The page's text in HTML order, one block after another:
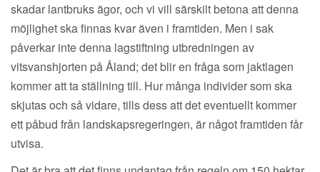
skadar lantbruks ägor, och vi vill särskilt betona att denna
möjlighet ska finnas kvar även i framtiden. Men i sak
påverkar inte denna lagstiftning utbredningen av
vitsvanshjorten på Åland; det blir en fråga som jaktlagen
kommer att ta ställning till. Hur många individer som ska
skjutas och så vidare, tills dess att det eventuellt kommer
ett påbud från landskapsregeringen, är något framtiden får
utvisa.